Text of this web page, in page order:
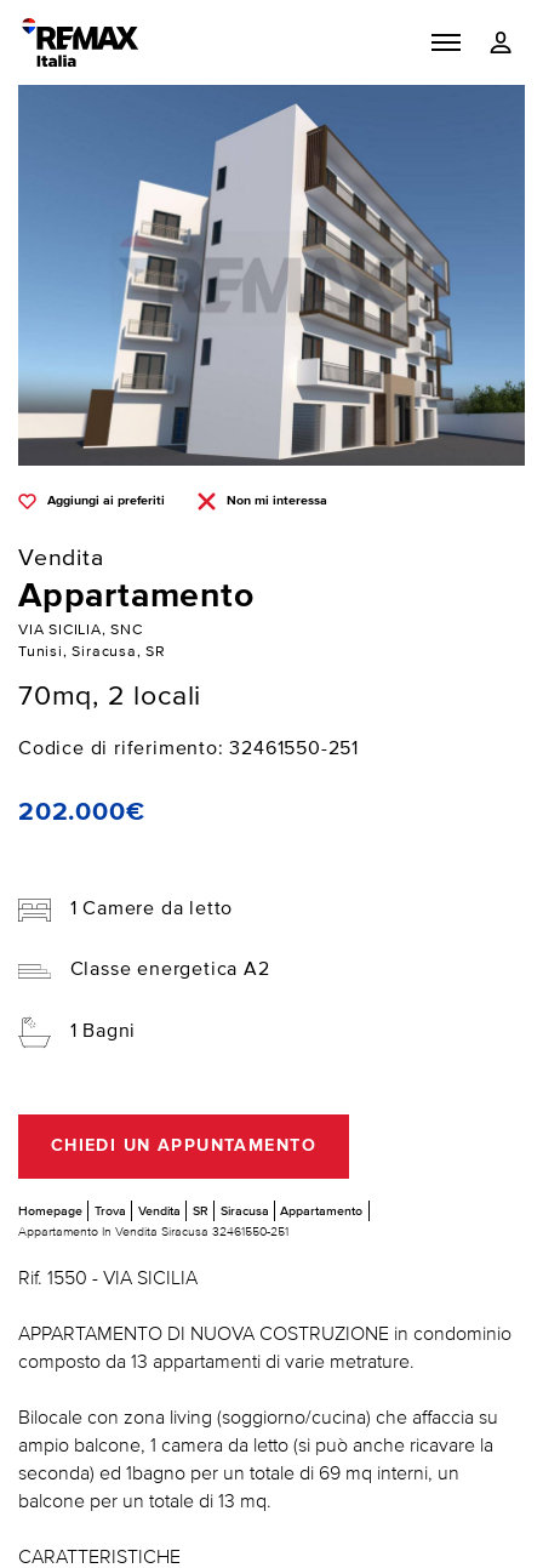
Aggiungi ai preferiti Non mi interessa
Vendita
Appartamento
VIA SICILIA, SNC
Tunisi, Siracusa, SR
70mq, 2 locali
Codice di riferimento: 32461550-251
202.000€
1 Camere da letto
Classe energetica A2
1 Bagni
CHIEDI UN APPUNTAMENTO
Homepage Trova Vendita SR Siracusa
Appartamento
Appartamento In Vendita Siracusa 32461550-251
Rif. 1550 - VIA SICILIA
APPARTAMENTO DI NUOVA COSTRUZIONE in condominio
composto da 13 appartamenti di varie metrature.
Bilocale con zona living (soggiorno/cucina) che affaccia su
ampio balcone, 1 camera da letto (si può anche ricavare la
seconda) ed 1bagno per un totale di 69 mq interni, un
balcone per un totale di 13 mq.
CARATTERISTICHE